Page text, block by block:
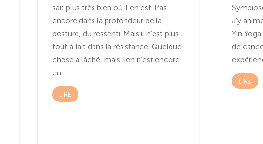
sait plus très bien où il en est. Pas
encore dans la profondeur de la
posture, du ressenti. Mais il n’est plus
tout à fait dans la résistance. Quelque
chose a lâché, mais rien n’est encore
en...
LIRE
J’y
Yin
de
LIRE